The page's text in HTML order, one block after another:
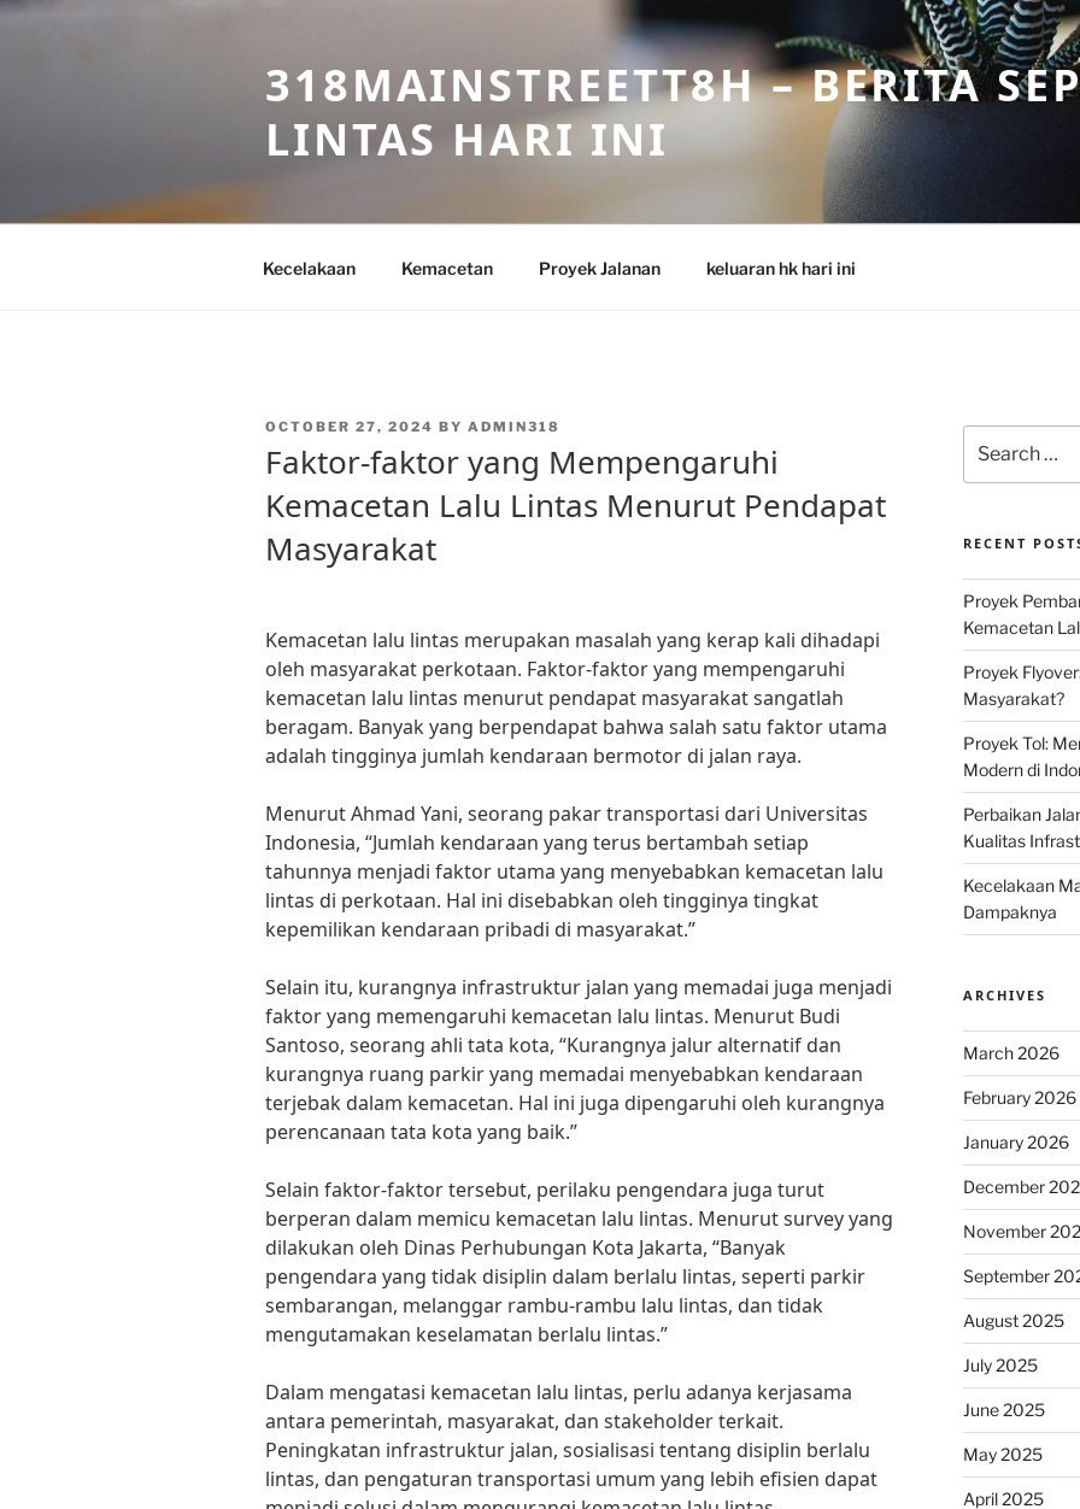
Skip
318MAINSTREETT8H – BERITA
LINTAS HARI INI
Kecelakaan Kemacetan Proyek Jalanan keluaran hk hari ini
POSTED
OCTOBER 27, 2024 BY ADMIN318
Faktor-faktor yang Mempengaruhi
Kemacetan Lalu Lintas Menurut Pendapat
Masyarakat
Kemacetan lalu lintas merupakan masalah yang kerap kali dihadapi
oleh masyarakat perkotaan. Faktor-faktor yang mempengaruhi
kemacetan lalu lintas menurut pendapat masyarakat sangatlah
beragam. Banyak yang berpendapat bahwa salah satu faktor utama
adalah tingginya jumlah kendaraan bermotor di jalan raya.
Menurut Ahmad Yani, seorang pakar transportasi dari Universitas
Indonesia, “Jumlah kendaraan yang terus bertambah setiap
tahunnya menjadi faktor utama yang menyebabkan kemacetan lalu
lintas di perkotaan. Hal ini disebabkan oleh tingginya tingkat
kepemilikan kendaraan pribadi di masyarakat.”
Selain itu, kurangnya infrastruktur jalan yang memadai juga menjadi
faktor yang memengaruhi kemacetan lalu lintas. Menurut Budi
Santoso, seorang ahli tata kota, “Kurangnya jalur alternatif dan
kurangnya ruang parkir yang memadai menyebabkan kendaraan
terjebak dalam kemacetan. Hal ini juga dipengaruhi oleh kurangnya
perencanaan tata kota yang baik.”
Selain faktor-faktor tersebut, perilaku pengendara juga turut
berperan dalam memicu kemacetan lalu lintas. Menurut survey yang
dilakukan oleh Dinas Perhubungan Kota Jakarta, “Banyak
pengendara yang tidak disiplin dalam berlalu lintas, seperti parkir
sembarangan, melanggar rambu-rambu lalu lintas, dan tidak
mengutamakan keselamatan berlalu lintas.”
Dalam mengatasi kemacetan lalu lintas, perlu adanya kerjasama
antara pemerintah, masyarakat, dan stakeholder terkait.
Peningkatan infrastruktur jalan, sosialisasi tentang disiplin berlalu
lintas, dan pengaturan transportasi umum yang lebih efisien dapat
for:
RECENT
Proyek
Kemacetan
Proyek
Masyarakat?
Proyek Tol:
Modern di
Perbaikan
Kualitas
Kecelakaan
Dampaknya
ARCHIVES
March 2026
February 2026
January 2026
December
November
September
August 2025
July 2025
June 2025
May 2025
April 2025